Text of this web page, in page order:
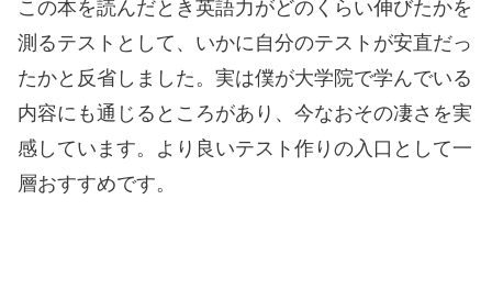
この本を読んだとき英語力がどのくらい伸びたかを
測るテストとして、いかに自分のテストが安直だっ
たかと反省しました。実は僕が大学院で学んでいる
内容にも通じるところがあり、今なおその凄さを実
感しています。より良いテスト作りの入口として一
層おすすめです。